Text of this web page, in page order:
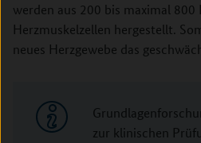
werden aus 200 bis maximal 800
Herzmuskelzellen hergestellt.
neues Herzgewebe das
zur klinischen